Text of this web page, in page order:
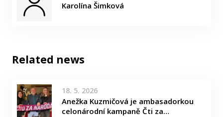
Karolína Šimková
Related news
18. 5. 2026
Anežka Kuzmičová je ambasadorkou
celonárodní kampaně Čti za…